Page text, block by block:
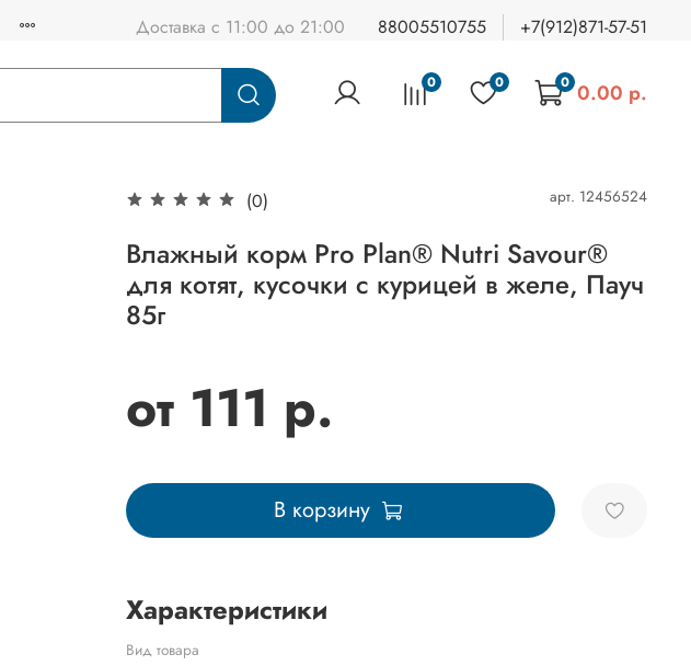
Доставка с 11:00 до 21:00 88005510755 +7(912)871-57-51
0 0 0 0.00 р.
(0)
арт. 12456524
Влажный корм Pro Plan® Nutri Savour®
для котят, кусочки с курицей в желе, Пауч
85г
от 111 р.
В корзину
Характеристики
Вид товара